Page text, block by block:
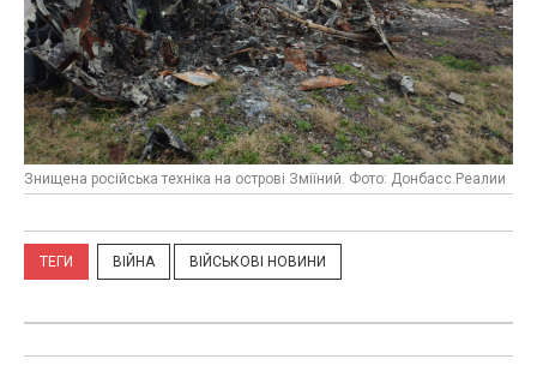
Знищена російська техніка на острові Зміїний. Фото: Донбасс.Реалии
ТЕГИ ВІЙНА ВІЙСЬКОВІ НОВИНИ